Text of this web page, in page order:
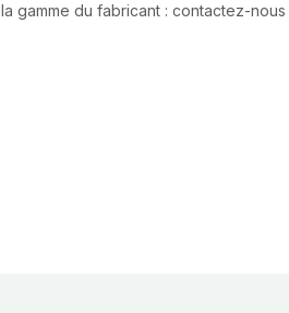
gamme du fabricant : contactez-nous